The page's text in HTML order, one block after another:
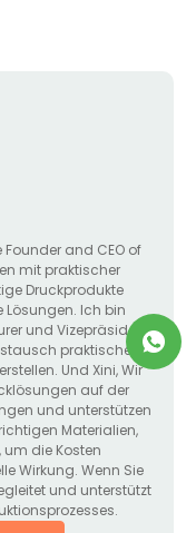
Founder and CEO of
mit praktischer
Druckprodukte
Lösungen. Ich bin
und Vizepräsident
praktischer
Und Xini, Wir
auf der
und unterstützen
Materialien,
um die Kosten
Wirkung. Wenn Sie
und unterstützt